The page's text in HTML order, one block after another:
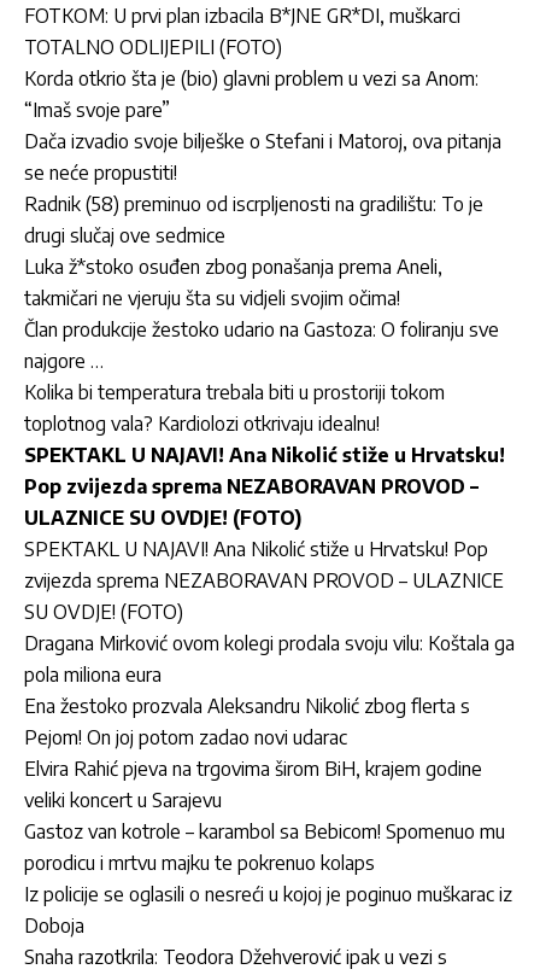
FOTKOM: U prvi plan izbacila B*JNE GR*DI, muškarci
TOTALNO ODLIJEPILI (FOTO)
Korda otkrio šta je (bio) glavni problem u vezi sa Anom:
“Imaš svoje pare”
Dača izvadio svoje bilješke o Stefani i Matoroj, ova pitanja
se neće propustiti!
Radnik (58) preminuo od iscrpljenosti na gradilištu: To je
drugi slučaj ove sedmice
Luka ž*stoko osuđen zbog ponašanja prema Aneli,
takmičari ne vjeruju šta su vidjeli svojim očima!
Član produkcije žestoko udario na Gastoza: O foliranju sve
najgore …
Kolika bi temperatura trebala biti u prostoriji tokom
toplotnog vala? Kardiolozi otkrivaju idealnu!
SPEKTAKL U NAJAVI! Ana Nikolić stiže u Hrvatsku!
Pop zvijezda sprema NEZABORAVAN PROVOD –
ULAZNICE SU OVDJE! (FOTO)
SPEKTAKL U NAJAVI! Ana Nikolić stiže u Hrvatsku! Pop
zvijezda sprema NEZABORAVAN PROVOD – ULAZNICE
SU OVDJE! (FOTO)
Dragana Mirković ovom kolegi prodala svoju vilu: Koštala ga
pola miliona eura
Ena žestoko prozvala Aleksandru Nikolić zbog flerta s
Pejom! On joj potom zadao novi udarac
Elvira Rahić pjeva na trgovima širom BiH, krajem godine
veliki koncert u Sarajevu
Gastoz van kotrole – karambol sa Bebicom! Spomenuo mu
porodicu i mrtvu majku te pokrenuo kolaps
Iz policije se oglasili o nesreći u kojoj je poginuo muškarac iz
Doboja
Snaha razotkrila: Teodora Džehverović ipak u vezi s